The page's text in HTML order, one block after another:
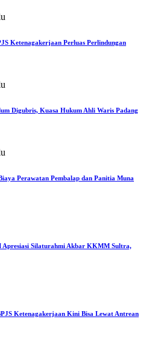
Ketenagakerjaan Perluas Perlindungan
Digubris, Kuasa Hukum Ahli Waris Padang
Perawatan Pembalap dan Panitia Muna
Apresiasi Silaturahmi Akbar KKMM Sultra,
Ketenagakerjaan Kini Bisa Lewat Antrean